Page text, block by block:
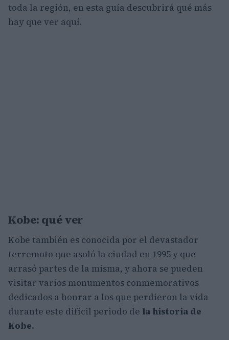
toda la región, en esta guía descubrirá qué más
hay que ver aquí.
Kobe: qué ver
Kobe también es conocida por el devastador
terremoto que asoló la ciudad en 1995 y que
arrasó partes de la misma, y ahora se pueden
visitar varios monumentos conmemorativos
dedicados a honrar a los que perdieron la vida
durante este difícil periodo de la historia de
Kobe.